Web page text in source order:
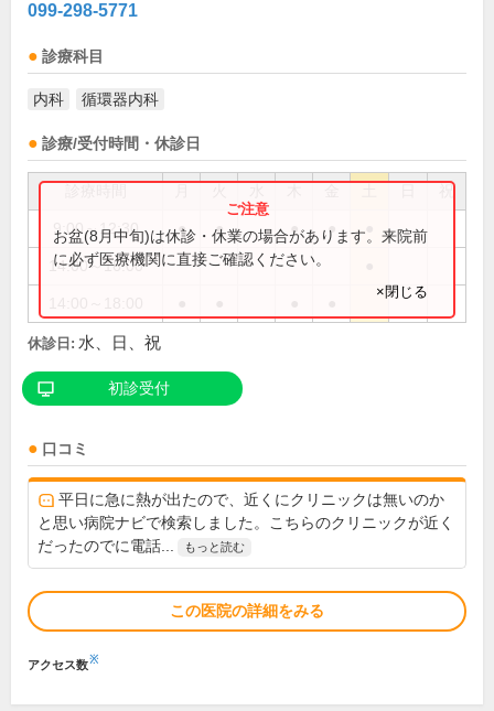
099-298-5771
診療科目
内科 循環器内科
診療/受付時間・休診日
祝
9:00～12:30 ● ● ● ●
14:00～16:00
お盆(8月中旬)は休診・休業の場合があります。来院前
に必ず医療機関に直接ご確認ください。
×閉じる
休診日: 水、日、祝
初診受付
口コミ
平日に急に熱が出たので、近くにクリニックは無いのか
と思い病院ナビで検索しました。こちらのクリニックが近く
だったのでに電話...
もっと読む
この医院の詳細をみる
アクセス数※